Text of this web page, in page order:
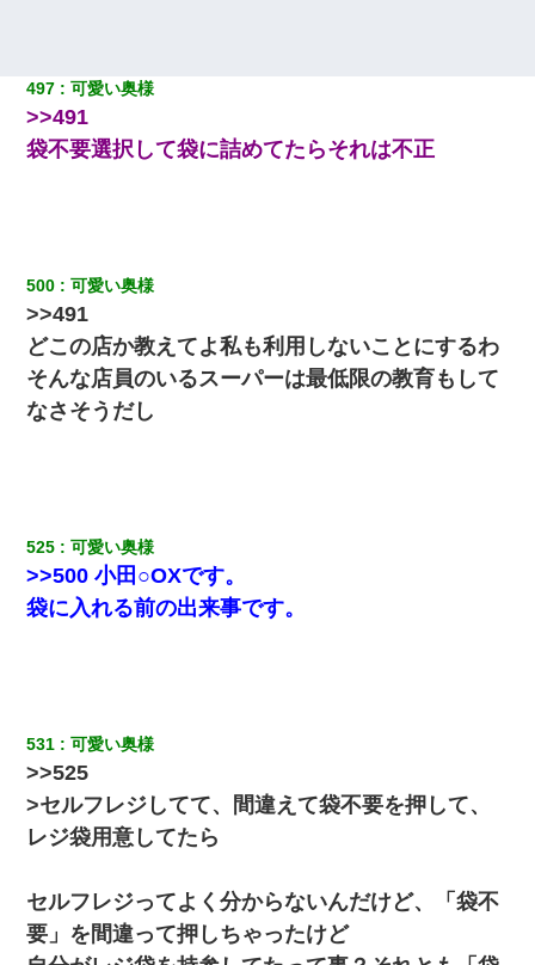
497 可愛い奥様
>>491
袋不要選択して袋に詰めてたらそれは不正
500 可愛い奥様
>>491
どこの店か教えてよ私も利用しないことにするわ
そんな店員のいるスーパーは最低限の教育もして
なさそうだし
525 可愛い奥様
>>500 小田○OXです。
袋に入れる前の出来事です。
531 可愛い奥様
>>525
>セルフレジしてて、間違えて袋不要を押して、
レジ袋用意してたら
セルフレジってよく分からないんだけど、「袋不
要」を間違って押しちゃったけど